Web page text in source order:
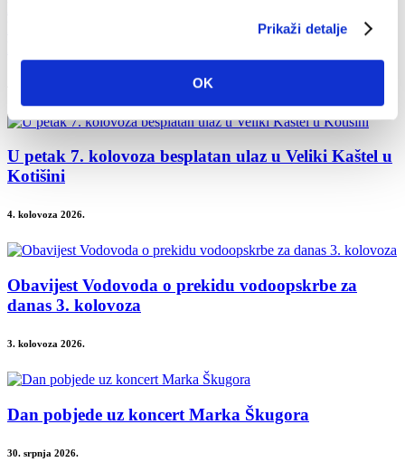
Prikaži detalje
OK
hrvatskih branitelja: Program obilježavanja u
U petak 7. kolovoza besplatan ulaz u Veliki Kaštel u
Kotišini
4. kolovoza 2026.
Obavijest Vodovoda o prekidu vodoopskrbe za
danas 3. kolovoza
3. kolovoza 2026.
Dan pobjede uz koncert Marka Škugora
30. srpnja 2026.